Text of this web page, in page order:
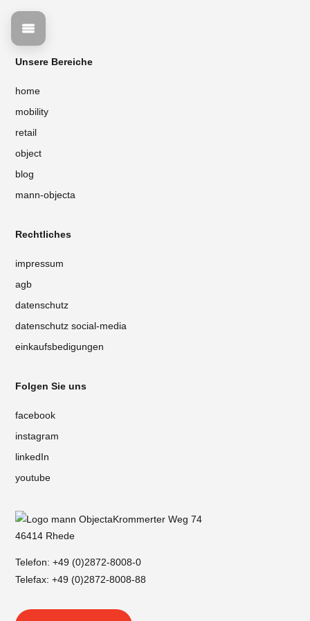
Unsere Bereiche
home
mobility
retail
object
blog
mann-objecta
Rechtliches
impressum
agb
datenschutz
datenschutz social-media
einkaufsbedigungen
Folgen Sie uns
facebook
instagram
linkedIn
youtube
Krommerter Weg 74
46414 Rhede
Telefon:+49 (0)2872-8008-0
Telefax: +49 (0)2872-8008-88